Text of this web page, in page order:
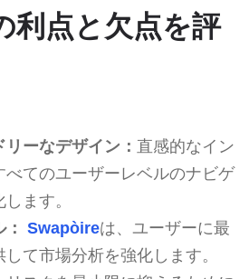
利点と欠点を評
ーなデザイン： 直感的なイン
べてのユーザーレベルのナビゲ
ます。
Swapòireは、ユーザーに最
て市場分析を強化します。